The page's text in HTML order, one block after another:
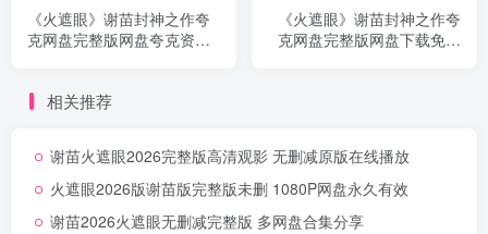
《火遮眼》谢苗封神之作夸
克网盘完整版网盘夸克资源
《火遮眼》谢苗封神之作夸
克网盘完整版网盘下载免费
相关推荐
谢苗火遮眼2026完整版高清观影 无删减原版在线播放
火遮眼2026版谢苗版完整版未删 1080P网盘永久有效
谢苗2026火遮眼无删减完整版 多网盘合集分享